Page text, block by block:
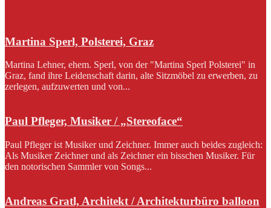
Martina Sperl, Polsterei, Graz
Martina Lehner, ehem. Sperl, von der "Martina Sperl Polsterei" in
Graz, fand ihre Leidenschaft darin, alte Sitzmöbel zu erwerben, zu
zerlegen, aufzuwerten und von...
Paul Pfleger, Musiker / „Stereoface“
Paul Pfleger ist Musiker und Zeichner. Immer auch beides zugleich:
Als Musiker Zeichner und als Zeichner ein bisschen Musiker. Für
den notorischen Sammler von Songs...
Andreas Gratl, Architekt / Architekturbüro balloon